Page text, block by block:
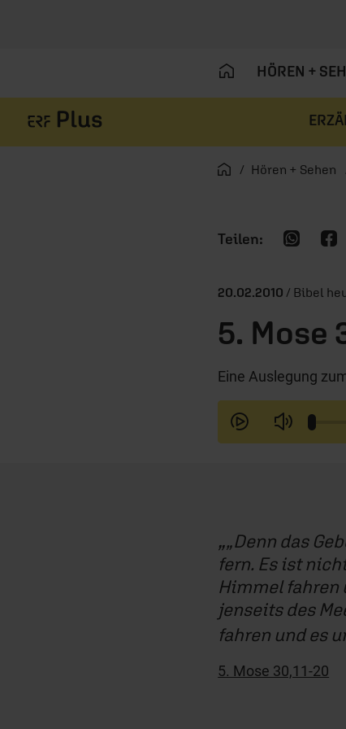
HÖREN +
Startseite
Hören + Sehen
20.02.2010 / Bibel
5. Mose
Eine Auslegung
„Denn das
fern. Es ist
Himmel fahren
jenseits des
fahren und es
5. Mose 30,11-20